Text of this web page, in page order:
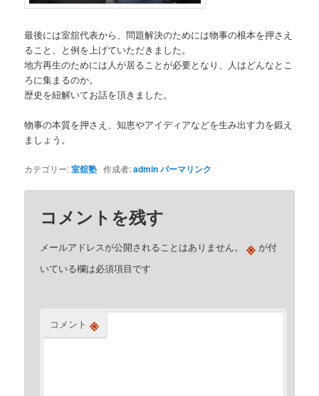
最後には室舘代表から、問題解決のためには物事の根本を押さえ
ること、と例を上げていただきました。
地方再生のためには人が居ることが必要となり、人はどんなとこ
ろに集まるのか。
歴史を紐解いてお話を頂きました。
物事の本質を押さえ、知恵やアイディアなどを生み出す力を鍛え
ましょう。
カテゴリー:室舘塾 作成者:adminパーマリンク
コメントを残す
メールアドレスが公開されることはありません。 ※ が付
いている欄は必須項目です
コメント ※